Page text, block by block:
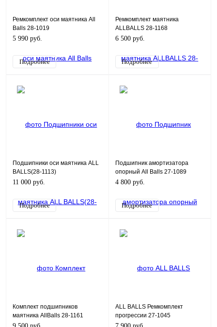
Ремкомплект оси маятника All
Balls 28-1019
5 990 руб.
Подробнее
Ремкомплект маятника
ALLBALLS 28-1168
6 500 руб.
Подробнее
Подшипники оси маятника ALL
BALLS(28-1113)
11 000 руб.
Подробнее
Подшипник амортизатора
опорный All Balls 27-1089
4 800 руб.
Подробнее
Комплект подшипников
маятника AllBalls 28-1161
ALL BALLS Ремкомплект
прогрессии 27-1045